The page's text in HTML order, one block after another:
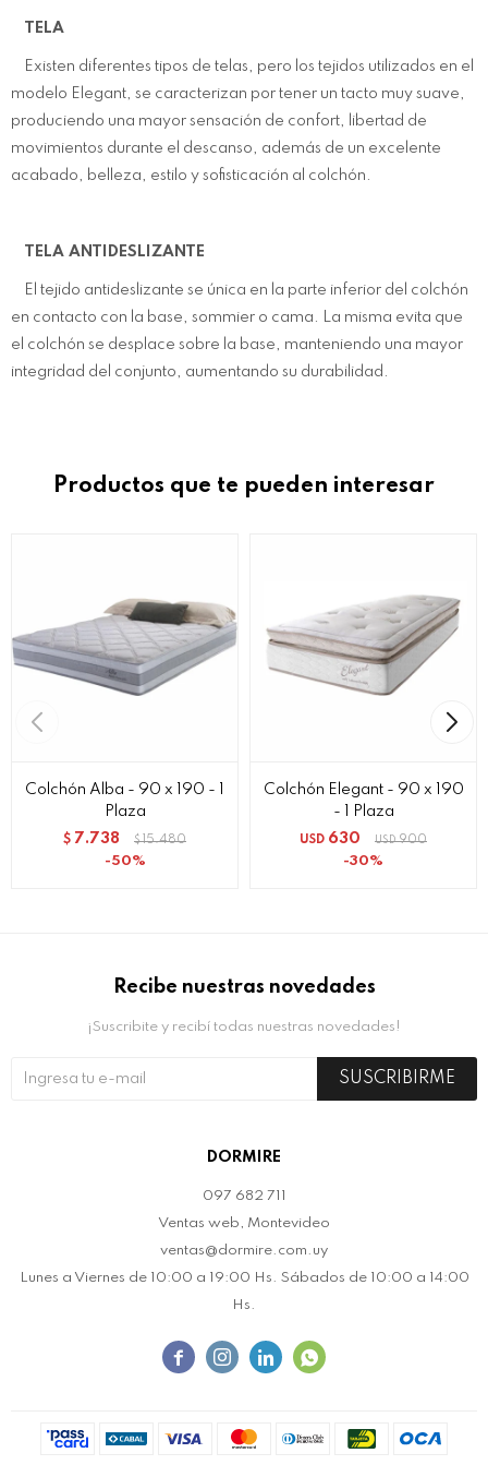
TELA
Existen diferentes tipos de telas, pero los tejidos utilizados en el
modelo Elegant, se caracterizan por tener un tacto muy suave,
produciendo una mayor sensación de confort, libertad de
movimientos durante el descanso, además de un excelente
acabado, belleza, estilo y sofisticación al colchón.
TELA ANTIDESLIZANTE
El tejido antideslizante se única en la parte inferior del colchón
en contacto con la base, sommier o cama. La misma evita que
el colchón se desplace sobre la base, manteniendo una mayor
integridad del conjunto, aumentando su durabilidad.
Productos que te pueden interesar
Colchón Alba - 90 x 190 - 1
Plaza
$ 7.738 $ 15.480
50
Colchón Elegant - 90 x 190
- 1 Plaza
USD 630 USD 900
30
DORMIRE
097 682 711
Ventas web, Montevideo
ventas@dormire.com.uy
Lunes a Viernes de 10:00 a 19:00 Hs. Sábados de 10:00 a 14:00
Hs.
   
Recibe nuestras novedades
¡Suscribite y recibí todas nuestras novedades!
SUSCRIBIRME